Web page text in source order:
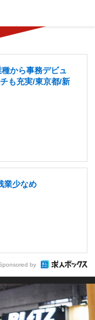
から事務デビュ
も充実/東京都/新
業少なめ
by